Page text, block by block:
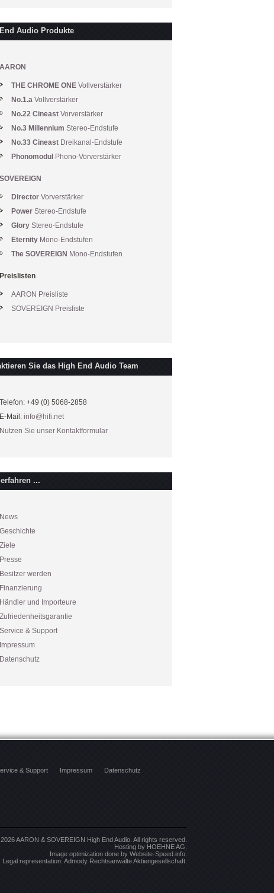
Audio Produkte
AARON
THE CHROME ONE Vollverstärker
No.1.a Vollverstärker
No.22 Cineast Vorverstärker
No.3 Millennium Stereo-Endstufe
No.33 Cineast Dreikanal-Endstufe
Phonomodul Phono-Vorverstärker
SOVEREIGN
Director Vorverstärker
Power Stereo-Endstufe
Glory Stereo-Endstufe
Eternity Mono-Endstufen
The SOVEREIGN Mono-Endstufen
Preislisten
AARON Preisliste
SOVEREIGN Preisliste
Sie das High End Audio Team
Telefon: +49 (0) 5068-2858
E-Mail: info@hifi.net
Nutzen Sie unser Kontaktformular
...
News
Geschichte
Ziele
Presse
Besitzer werden
Finanzierung
Händler und Importeure
Zufriedenheitsgarantie
Service & Support
Impressum
Datenschutz
& Support Impressum Datenschutz
AARON & SOVEREIGN High End Audio . All rights reserved.
Hosting by HOEHNE AG
Image optimization done by Website-Speed.info
Legal representation: Admody Rechtsanwälte Aktiengesellschaft